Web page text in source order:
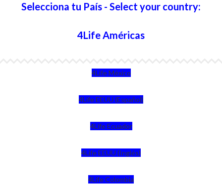
Selecciona tu País - Select your country:
4Life Américas
4Life México
4Life EEUU (Español)
4Life Ecuador
4Life EEUU (Inglés)
4Life Colombia